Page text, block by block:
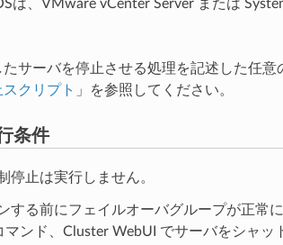
は、VMware vCenter Server または
たサーバを停止させる処理を記述した任
クリプト 」を参照してください。
条件
停止は実行しません。
する前にフェイルオーバグループが正常
マンド、Cluster WebUI でサーバをシャ